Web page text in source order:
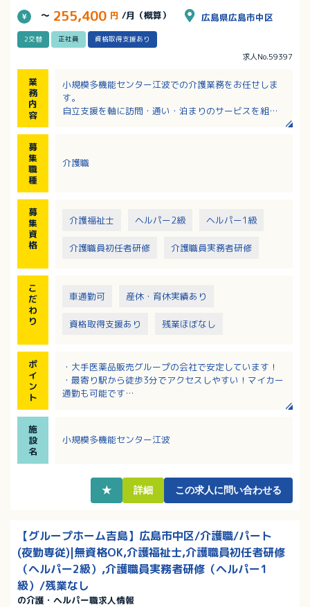
～ 255,400 円 /月（概算） 広島県広島市中区
2交替 正社員 資格取得支援あり
求人No.59397
業
務
内
容
小規模多機能センター江波での介護業務をお任せしま
す。
自立支援を軸に訪問・通い・泊まりのサービスを組み
・日常生活を継続するための生活リハビリの実施
・定期的な社内勉強会
・地域交流や地域連携への取り組み、ご家族支援
※厨房完備、調理業務等ありません。
※泊まり：約5名前後／日、通い：約15名前後／日、訪
募
集
職
種
介護職
募
集
資
格
介護福祉士 ヘルパー2級 ヘルパー1級
介護職員初任者研修 介護職員実務者研修
こ
だ
わ
り
車通勤可 産休・育休実績あり
資格取得支援あり 残業ほぼなし
ポ
イ
ン
ト
・大手医薬品販売グループの会社で安定しています！
・最寄り駅から徒歩3分でアクセスしやすい！マイカー
通勤も可能です
施
設
名
小規模多機能センター江波
★ 詳細 この求人に問い合わせる
【グループホーム吉島】広島市中区/介護職/パート
(夜勤専従)|無資格OK,介護福祉士,介護職員初任者研修
（ヘルパー2級）,介護職員実務者研修（ヘルパー1
級）/残業なし
の介護・ヘルパー職求人情報